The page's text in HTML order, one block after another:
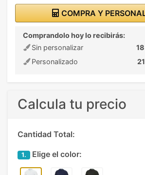
COMPRA Y
Comprandolo hoy lo recibirás:
Sin personalizar
Personalizado
Calcula tu precio
Cantidad Total:
1. Elige el color: